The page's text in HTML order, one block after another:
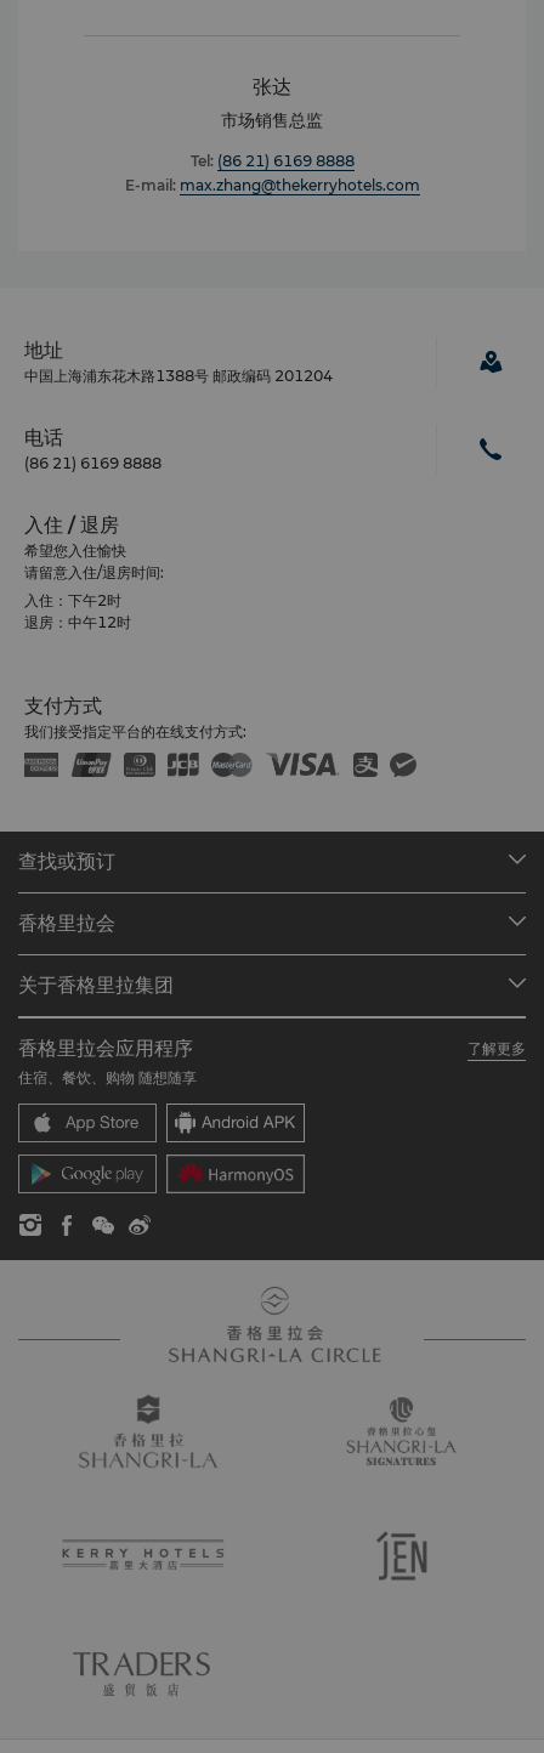
张达
市场销售总监
Tel: (86 21) 6169 8888
E-mail: max.zhang@thekerryhotels.com
地址
中国上海浦东花木路1388号 邮政编码 201204
电话
(86 21) 6169 8888
入住 / 退房
希望您入住愉快
请留意入住/退房时间:
入住：下午2时
退房：中午12时
支付方式
我们接受指定平台的在线支付方式:
查找或预订
查找预订
餐厅与酒吧
香格里拉会
加入香格里拉会
常见问题
联络我们
关于香格里拉集团
我们的酒店品牌
香格里拉中心
香格里拉公寓
联系方式
职业发展
企业社会责任
新闻稿
香格里拉会应用程序
了解更多
住宿、餐饮、购物 随想随享